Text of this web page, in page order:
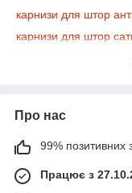
карнизи для штор
карнизи для штор
карнизи для штор
карнизи для штор
карнизи для штор
карнизи для штор
Про нас
99% позитивних з
Працює з